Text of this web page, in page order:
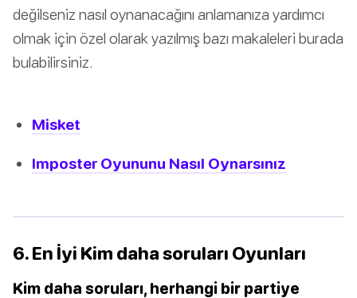
değilseniz nasıl oynanacağını anlamanıza yardımcı
olmak için özel olarak yazılmış bazı makaleleri burada
bulabilirsiniz.
Misket
Imposter Oyununu Nasıl Oynarsınız
6. En İyi Kim daha soruları Oyunları
Kim daha soruları, herhangi bir partiye